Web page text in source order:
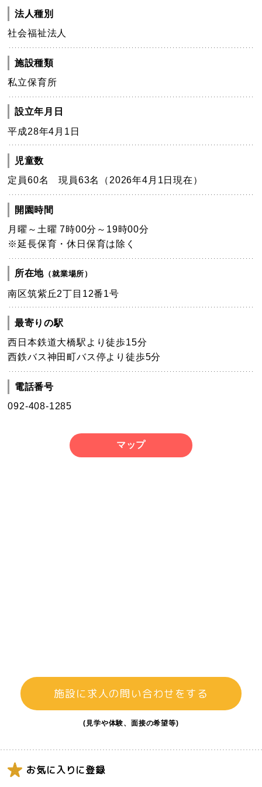
法人種別
社会福祉法人
施設種類
私立保育所
設立年月日
平成28年4月1日
児童数
定員60名 現員63名（2026年4月1日現在）
開園時間
月曜～土曜 7時00分～19時00分
※延長保育・休日保育は除く
所在地 （就業場所）
南区筑紫丘2丁目12番1号
最寄りの駅
西日本鉄道大橋駅より徒歩15分
西鉄バス神田町バス停より徒歩5分
電話番号
092-408-1285
マップ
施設に求人の問い合わせをする
(見学や体験、面接の希望等)
お気に入りに登録